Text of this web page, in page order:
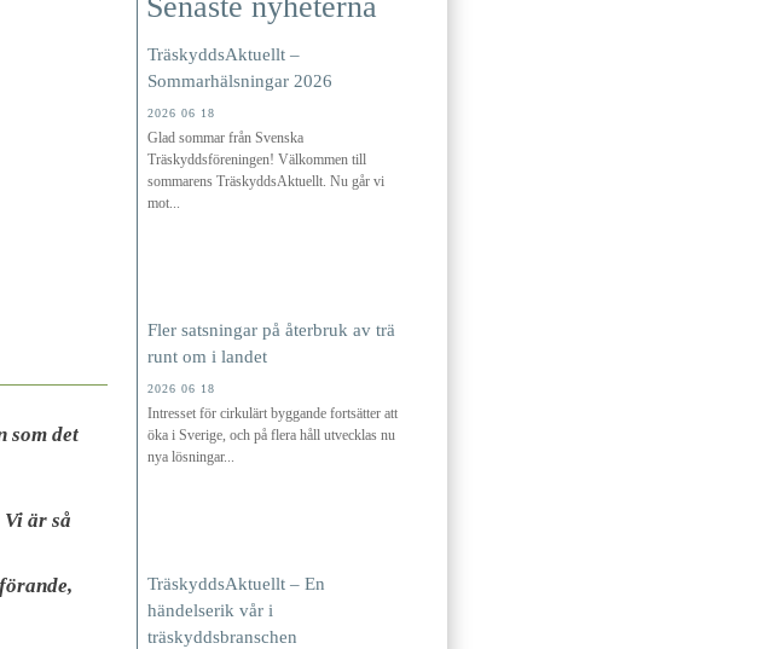
som det
är så
Senaste nyheterna
TräskyddsAktuellt –
Sommarhälsningar 2026
2026 06 18
Glad sommar från Svenska
Träskyddsföreningen! Välkommen till
sommarens TräskyddsAktuellt. Nu går vi
mot...
Fler satsningar på återbruk av trä
runt om i landet
2026 06 18
Intresset för cirkulärt byggande fortsätter att
öka i Sverige, och på flera håll utvecklas nu
nya lösningar...
TräskyddsAktuellt – En
händelserik vår i
träskyddsbranschen